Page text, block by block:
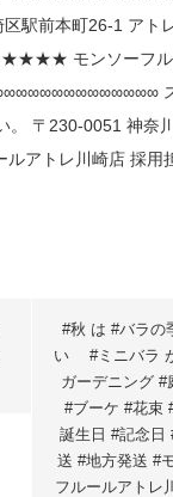
#秋 は #バラの
い #ミニバラ
ガーデニング
#ブーケ #花束
誕生日 #記念日
送 #地方発送 #
フルールアトレ